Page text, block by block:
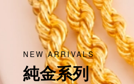
NEW ARRIVALS
純金系列